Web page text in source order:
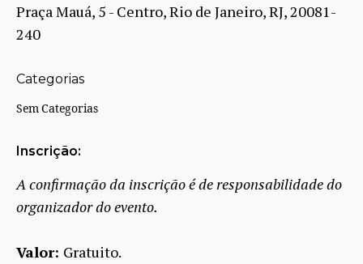
Praça Mauá, 5 - Centro, Rio de Janeiro, RJ, 20081-
240
Categorias
Sem Categorias
Inscrição:
A confirmação da inscrição é de responsabilidade do
organizador do evento.
Valor: Gratuito.